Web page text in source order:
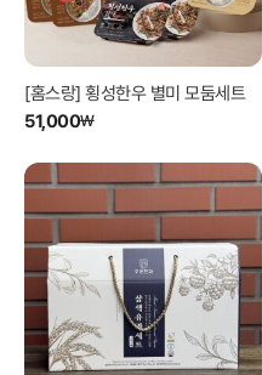
[홈스랑] 횡성한우 별미 모둠세트
51,000₩